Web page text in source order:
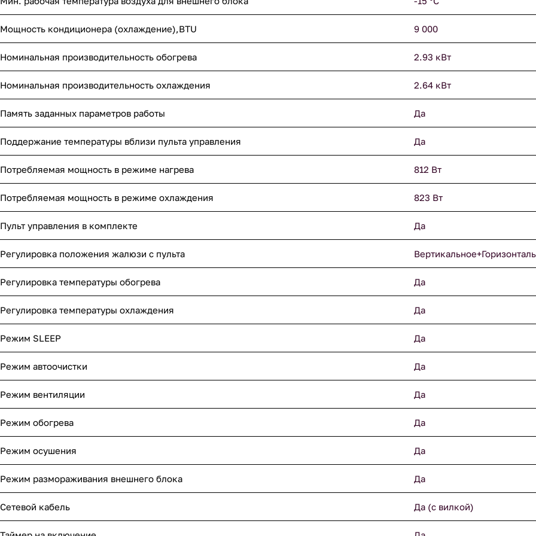
Мощность кондиционера (охлаждение),BTU 9 000
Номинальная производительность обогрева 2.93 кВт
Номинальная производительность охлаждения 2.64 кВт
Память заданных параметров работы Да
Поддержание температуры вблизи пульта управления Да
Потребляемая мощность в режиме нагрева 812 Вт
Потребляемая мощность в режиме охлаждения 823 Вт
Пульт управления в комплекте Да
Регулировка положения жалюзи с пульта
Регулировка температуры обогрева Да
Регулировка температуры охлаждения Да
Режим SLEEP Да
Режим автоочистки Да
Режим вентиляции Да
Режим обогрева Да
Режим осушения Да
Режим размораживания внешнего блока Да
Сетевой кабель Да (с вилкой)